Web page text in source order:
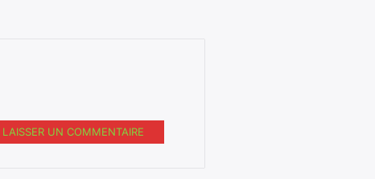
LAISSER UN COMMENTAIRE